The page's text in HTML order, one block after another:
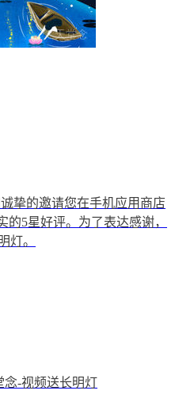
挚的邀请您在手机应用商店
的5星好评。为了表达感谢，
灯。
念-视频送长明灯